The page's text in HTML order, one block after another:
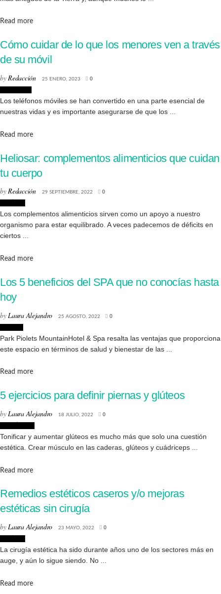
Read moreDetails
Cómo cuidar de lo que los menores ven a través
de su móvil
byRedacción 25 ENERO, 2023 0
Los teléfonos móviles se han convertido en una parte esencial de
nuestras vidas y es importante asegurarse de que los ...
Read moreDetails
Heliosar: complementos alimenticios que cuidan
tu cuerpo
byRedacción 29 SEPTIEMBRE, 2022 0
Los complementos alimenticios sirven como un apoyo a nuestro
organismo para estar equilibrado. A veces padecemos de déficits en
ciertos ...
Read moreDetails
Los 5 beneficios del SPA que no conocías hasta
hoy
by Laura Alejandro 25 AGOSTO, 2022 0
Park Piolets MountainHotel & Spa resalta las ventajas que proporciona
este espacio en términos de salud y bienestar de las ...
Read moreDetails
5 ejercicios para definir piernas y glúteos
byLaura Alejandro 18 JULIO, 2022 0
Tonificar y aumentar glúteos es mucho más que solo una cuestión
estética. Crear músculo en las caderas, glúteos y cuádriceps ...
Read moreDetails
Remedios estéticos caseros y/o mejoras
estéticas sin cirugía
byLaura Alejandro 23 MAYO, 2022 0
La cirugía estética ha sido durante años uno de los sectores más en
auge, y aún lo sigue siendo. No ...
Read moreDetails